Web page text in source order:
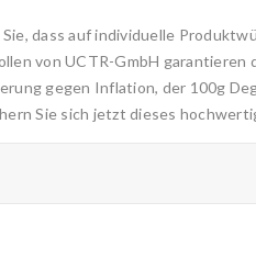
dass auf individuelle
von UCTR-GmbH
gegen Inflation, der 100g
Sie sich jetzt dieses